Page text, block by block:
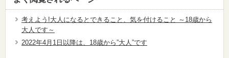
考えよう!大人になるとできること、気を付けること ～18歳から
大人です～
2022年4月1日以降は、18歳から”大人”です